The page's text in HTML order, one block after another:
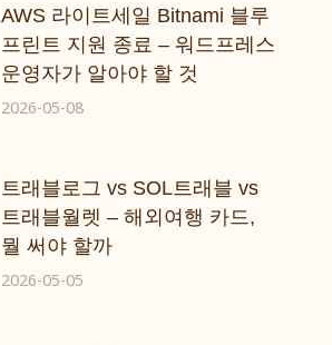
AWS 라이트세일 Bitnami 블루
프린트 지원 종료 – 워드프레스
운영자가 알아야 할 것
2026-05-08
트래블로그 vs SOL트래블 vs
트래블월렛 – 해외여행 카드,
뭘 써야 할까
2026-05-05